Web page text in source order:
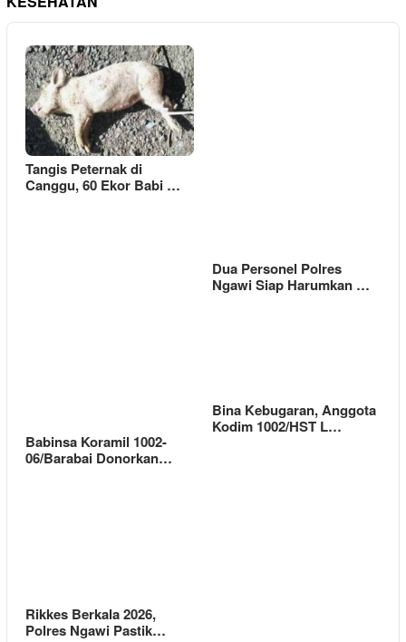
Tangis Peternak di
Canggu, 60 Ekor Babi …
Dua Personel Polres
Ngawi Siap Harumkan …
Babinsa Koramil 1002-
06/Barabai Donorkan…
Bina Kebugaran, Anggota
Kodim 1002/HST L…
Rikkes Berkala 2026,
Polres Ngawi Pastik…